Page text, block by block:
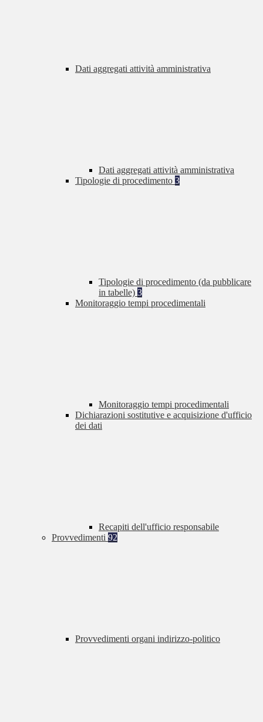
Dati aggregati attività amministrativa
Dati aggregati attività amministrativa
Tipologie di procedimento 3
Tipologie di procedimento (da pubblicare
in tabelle) 3
Monitoraggio tempi procedimentali
Monitoraggio tempi procedimentali
Dichiarazioni sostitutive e acquisizione d'ufficio
dei dati
Recapiti dell'ufficio responsabile
Provvedimenti 92
Provvedimenti organi indirizzo-politico